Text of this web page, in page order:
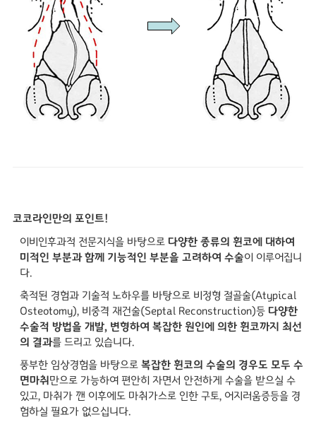
코코라인만의 포인트!
이비인후과적 전문지식을 바탕으로 다양한 종류의 휜코에 대하여
미적인 부분과 함께 기능적인 부분을 고려하여 수술이 이루어집니
다.
축적된 경험과 기술적 노하우를 바탕으로 비정형 절골술(Atypical
Osteotomy), 비중격 재건술(Septal Reconstruction)등 다양한
수술적 방법을 개발, 변형하여 복잡한 원인에 의한 휜코까지 최선
의 결과를 드리고 있습니다.
풍부한 임상경험을 바탕으로 복잡한 휜코의 수술의 경우도 모두 수
면마취 만으로 가능하여 편안히 자면서 안전하게 수술을 받으실 수
있고, 마취가 깬 이후에도 마취가스로 인한 구토, 어지러움증등을 경
험하실 필요가 없으십니다.